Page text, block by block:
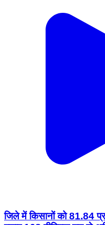
जिले में किसानों को 81.84